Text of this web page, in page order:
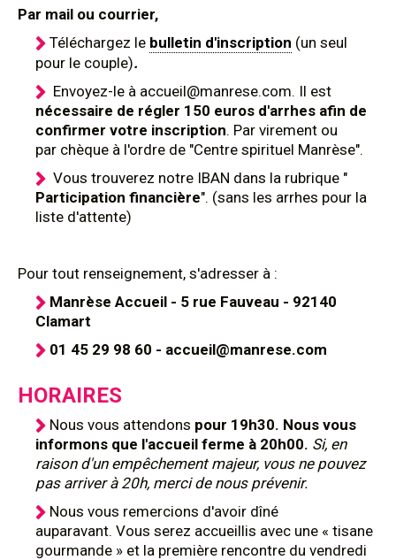
Par mail ou courrier,
Téléchargez le bulletin d'inscription (un seul
pour le couple).
Envoyez-le à accueil@manrese.com. Il est
nécessaire de régler 150 euros d'arrhes afin de
confirmer votre inscription. Par virement ou
par chèque à l'ordre de "Centre spirituel Manrèse".
Vous trouverez notre IBAN dans la rubrique "
Participation financière". (sans les arrhes pour la
liste d'attente)
Pour tout renseignement, s'adresser à :
Manrèse Accueil - 5 rue Fauveau - 92140
Clamart
01 45 29 98 60 - accueil@manrese.com
HORAIRES
Nous vous attendons pour 19h30. Nous vous
informons que l'accueil ferme à 20h00. Si, en
raison d'un empêchement majeur, vous ne pouvez
pas arriver à 20h, merci de nous prévenir.
Nous vous remercions d'avoir dîné
auparavant. Vous serez accueillis avec une « tisane
gourmande » et la première rencontre du vendredi